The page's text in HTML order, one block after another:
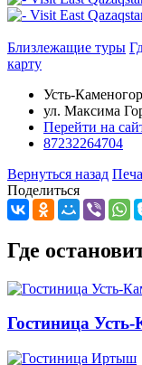
Близлежащие туры
карту
Усть-
ул. Максима
Перейти на
87232264704
Вернуться назад
Поделиться
Где
Гостиница